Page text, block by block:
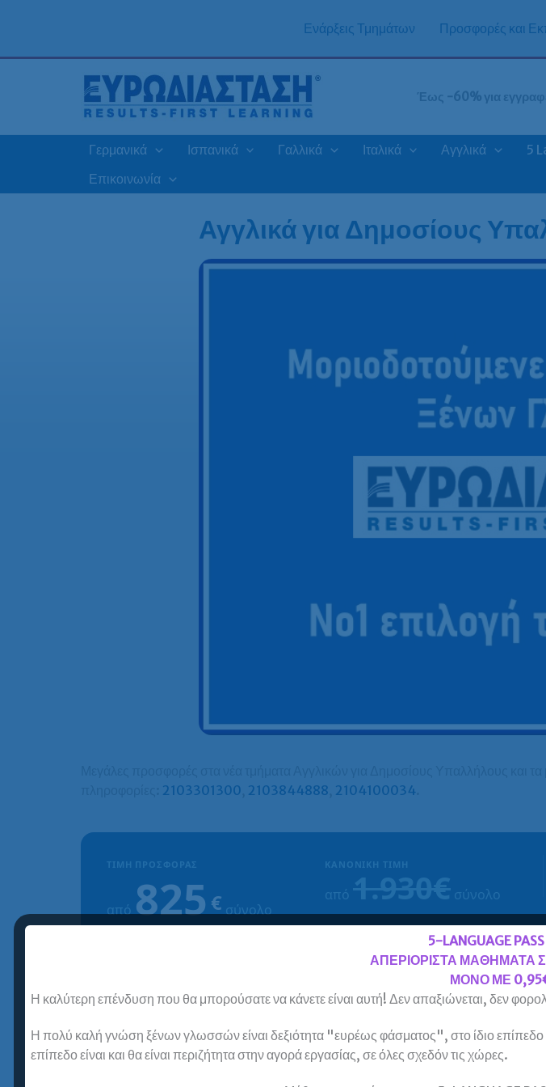
Ενάρξεις Τμημάτων Προσφορές και
Έως -60% για
Γερμανικά Ισπανικά Γαλλικά Ιταλικά Αγγλικά 5
Επικοινωνία
Αγγλικά για Δημοσίους
2103301300 2103844888 2104100034
ΤΙΜΉ ΠΡΟΣΦΟΡΆΣ
από825€ σύνολο
ΚΑΝΟΝΙΚΉ ΤΙΜΉ
από 1.930€ σύνολο
+ 96€ εγγραφή
5-LANGUAGE
ΑΠΕΡΙΟΡΙΣΤΑ ΜΑΘΗΜΑΤΑ
ΜΟΝΟ ΜΕ
Η καλύτερη επένδυση που θα μπορούσατε να κάνετε είναι αυτή! Δεν απαξιώνεται, δεν
Η πολύ καλή γνώση ξένων γλωσσών είναι δεξιότητα "ευρέως φάσματος", στο ίδιο
επίπεδο είναι και θα είναι περιζήτητα στην αγορά εργασίας, σε όλες σχεδόν τις χώρες.